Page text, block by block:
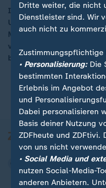
00:07
In Markgröningen sind bei
Unterkunft für
Menschen ums Leben
verletzt. Zu den
bekannt.
Dritte weiter, die nicht
Dienstleister sind. Wir
auch nicht zu
Zustimmungspflichtige
• Personalisierung:Die
bestimmten
Erlebnis im Angebot
und
Dabei personalisieren
Basis deiner Nutzung
ZDFheute und ZDFtivi.
von uns nicht
• Social Media und
nutzen Social-Media-
anderen Anbietern.